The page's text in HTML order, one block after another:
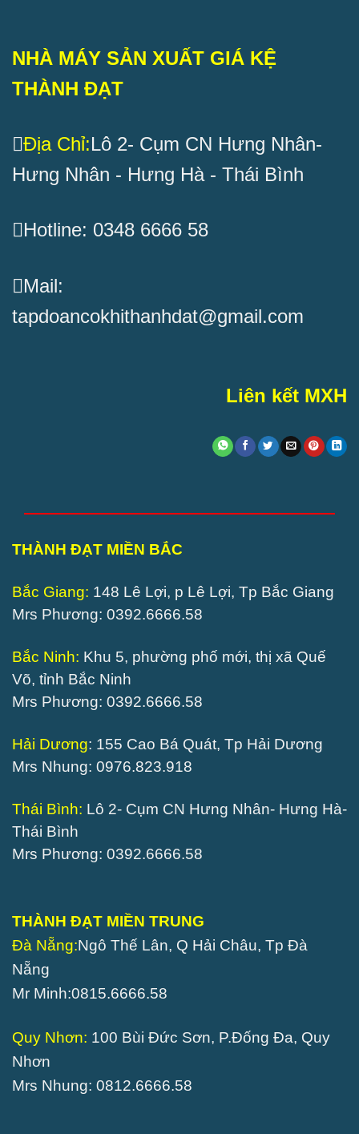
NHÀ MÁY SẢN XUẤT GIÁ KỆ
THÀNH ĐẠT
Địa Chỉ:Lô 2- Cụm CN Hưng Nhân-
Hưng Nhân - Hưng Hà - Thái Bình
Hotline: 0348 6666 58
Mail:
tapdoancokhithanhdat@gmail.com
Liên kết MXH
THÀNH ĐẠT MIỀN BẮC
Bắc Giang: 148 Lê Lợi, p Lê Lợi, Tp Bắc Giang
Mrs Phương: 0392.6666.58
Bắc Ninh: Khu 5, phường phố mới, thị xã Quế
Võ, tỉnh Bắc Ninh
Mrs Phương: 0392.6666.58
Hải Dương: 155 Cao Bá Quát, Tp Hải Dương
Mrs Nhung: 0976.823.918
Thái Bình: Lô 2- Cụm CN Hưng Nhân- Hưng Hà-
Thái Bình
Mrs Phương: 0392.6666.58
THÀNH ĐẠT MIỀN TRUNG
Đà Nẵng:Ngô Thế Lân, Q Hải Châu, Tp Đà
Nẵng
Mr Minh:0815.6666.58
Quy Nhơn: 100 Bùi Đức Sơn, P.Đống Đa, Quy
Nhơn
Mrs Nhung: 0812.6666.58